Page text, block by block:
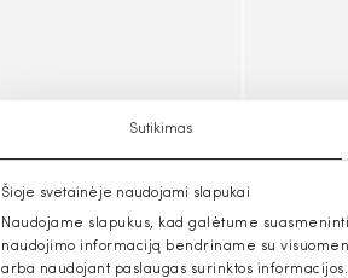
Sutikimas
Šioje svetainėje naudojami slapukai
Naudojame slapukus, kad galėtume
naudojimo informaciją bendriname su
arba naudojant paslaugas surinktos informacijos.